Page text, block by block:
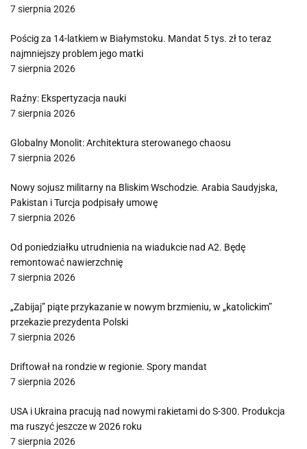
7 sierpnia 2026
Pościg za 14-latkiem w Białymstoku. Mandat 5 tys. zł to teraz
najmniejszy problem jego matki
7 sierpnia 2026
Raźny: Ekspertyzacja nauki
7 sierpnia 2026
Globalny Monolit: Architektura sterowanego chaosu
7 sierpnia 2026
Nowy sojusz militarny na Bliskim Wschodzie. Arabia Saudyjska,
Pakistan i Turcja podpisały umowę
7 sierpnia 2026
Od poniedziałku utrudnienia na wiadukcie nad A2. Będę
remontować nawierzchnię
7 sierpnia 2026
„Zabijaj” piąte przykazanie w nowym brzmieniu, w „katolickim”
przekazie prezydenta Polski
7 sierpnia 2026
Driftował na rondzie w regionie. Spory mandat
7 sierpnia 2026
USA i Ukraina pracują nad nowymi rakietami do S-300. Produkcja
ma ruszyć jeszcze w 2026 roku
7 sierpnia 2026